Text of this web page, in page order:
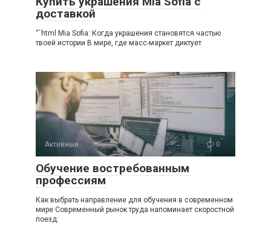
доставкой
“`html Mia Sofia: Когда украшения становятся частью
твоей истории В мире, где масс-маркет диктует
Активные 0
Обучение востребованным
профессиям
Как выбрать направление для обучения в современном
мире Современный рынок труда напоминает скоростной
поезд: